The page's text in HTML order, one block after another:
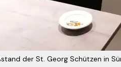
der St. Georg Schützen in